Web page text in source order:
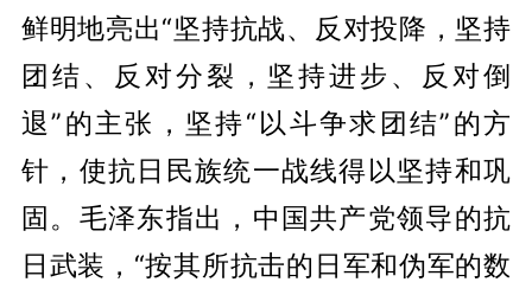
鲜明地亮出“坚持抗战、反对投降，坚持
团结、反对分裂，坚持进步、反对倒
退”的主张，坚持“以斗争求团结”的方
针，使抗日民族统一战线得以坚持和巩
固。毛泽东指出，中国共产党领导的抗
日武装，“按其所抗击的日军和伪军的数